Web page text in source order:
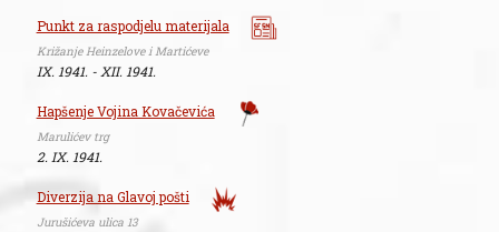
Punkt za raspodjelu materijala
Križanje Heinzelove i Martićeve
IX. 1941. - XII. 1941.
Hapšenje Vojina Kovačevića
Marulićev trg
2. IX. 1941.
Diverzija na Glavoj pošti
Jurušićeva ulica 13